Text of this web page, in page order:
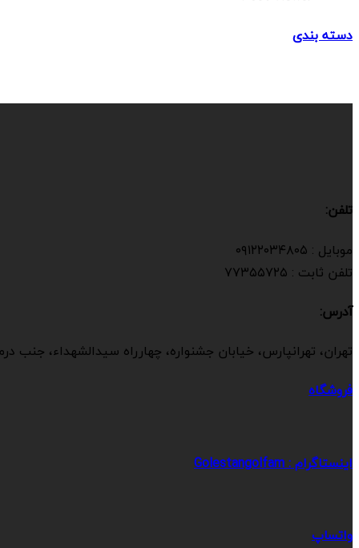
دسته بندی
تلفن:
موبایل : ۰۹۱۲۲۰۳۴۸۰۵
تلفن ثابت : ۷۷۳۵۵۷۲۵
آدرس:
تهران، تهرانپارس، خیابان جشنواره، چهارراه سیدالشهداء، جنب
فروشگاه
اینستاگرام : Golestangolfam
واتساپ